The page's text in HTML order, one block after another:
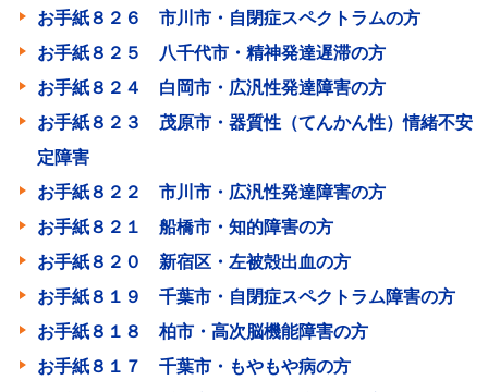
お手紙８２６ 市川市・自閉症スペクトラムの方
お手紙８２５ 八千代市・精神発達遅滞の方
お手紙８２４ 白岡市・広汎性発達障害の方
お手紙８２３ 茂原市・器質性（てんかん性）情緒不安
定障害
お手紙８２２ 市川市・広汎性発達障害の方
お手紙８２１ 船橋市・知的障害の方
お手紙８２０ 新宿区・左被殻出血の方
お手紙８１９ 千葉市・自閉症スペクトラム障害の方
お手紙８１８ 柏市・高次脳機能障害の方
お手紙８１７ 千葉市・もやもや病の方